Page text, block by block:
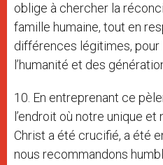
oblige à chercher la
famille humaine, tout en
différences légitimes, pour
l’humanité et des
10. En entreprenant ce
l’endroit où notre unique
Christ a été crucifié, a été
nous recommandons